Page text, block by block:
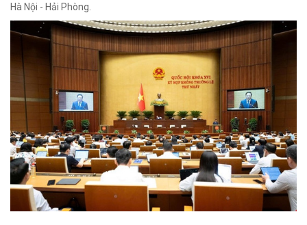
Hà Nội - Hải Phòng.